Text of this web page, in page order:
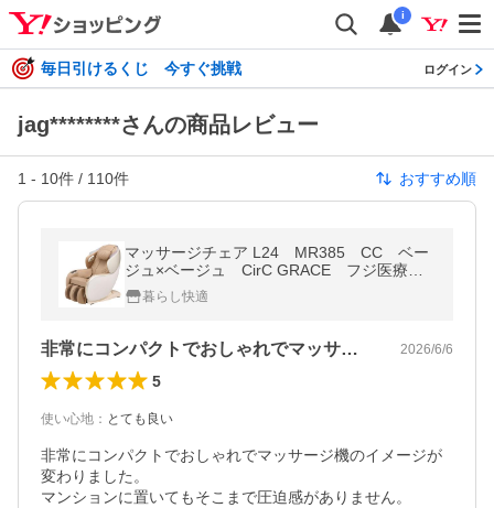
i
毎日引けるくじ 今すぐ挑戦 ログイン
jag********さんの商品レビュー
1 - 10件 / 110件 おすすめ順
マッサージチェア L24 MR385 CC ベー
ジュ×ベージュ CirC GRACE フジ医療
器 SYNCA 新品 設置組立無料 2,000円
割引クーポン付き
暮らし快適
非常にコンパクトでおしゃれでマッサージ… 2026/6/6
5
使い心地 ： とても良い
非常にコンパクトでおしゃれでマッサージ機のイメージが
変わりました。
マンションに置いてもそこまで圧迫感がありません。